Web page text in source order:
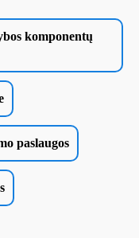
komponentų
paslaugos